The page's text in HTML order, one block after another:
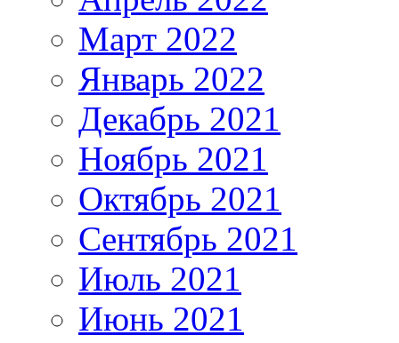
Март 2022
Январь 2022
Декабрь 2021
Ноябрь 2021
Октябрь 2021
Сентябрь 2021
Июль 2021
Июнь 2021